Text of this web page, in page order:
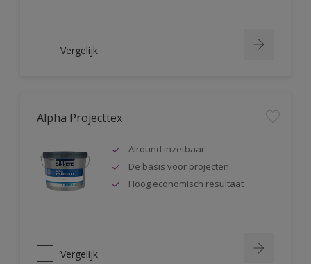
Vergelijk
Alpha Projecttex
Alround inzetbaar
De basis voor projecten
Hoog economisch resultaat
Vergelijk